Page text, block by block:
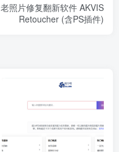
老照片修复翻新软件 AKVIS
Retoucher (含PS插件)